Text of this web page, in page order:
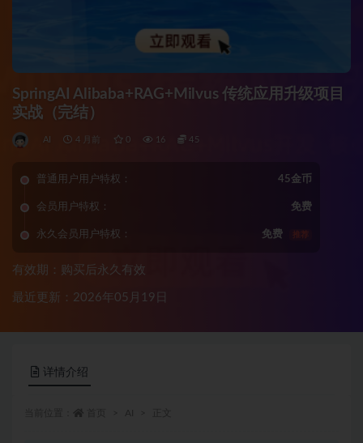
SpringAI Alibaba+RAG+Milvus 传统应用升级项目
实战（完结）
AI 4 月前 0 16 45
普通用户用户特权： 45金币
会员用户特权： 免费
永久会员用户特权： 免费 推荐
有效期：购买后永久有效
最近更新：2026年05月19日
详情介绍